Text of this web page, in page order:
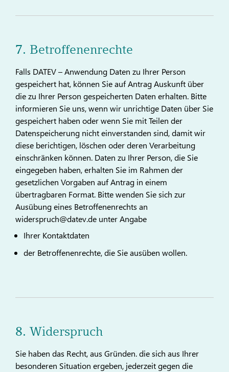
7. Betroffenenrechte
Falls DATEV – Anwendung Daten zu Ihrer Person
gespeichert hat, können Sie auf Antrag Auskunft über
die zu Ihrer Person gespeicherten Daten erhalten. Bitte
informieren Sie uns, wenn wir unrichtige Daten über Sie
gespeichert haben oder wenn Sie mit Teilen der
Datenspeicherung nicht einverstanden sind, damit wir
diese berichtigen, löschen oder deren Verarbeitung
einschränken können. Daten zu Ihrer Person, die Sie
eingegeben haben, erhalten Sie im Rahmen der
gesetzlichen Vorgaben auf Antrag in einem
übertragbaren Format. Bitte wenden Sie sich zur
Ausübung eines Betroffenenrechts an
widerspruch@datev.de unter Angabe
Ihrer Kontaktdaten
der Betroffenenrechte, die Sie ausüben wollen.
8. Widerspruch
Sie haben das Recht, aus Gründen. die sich aus Ihrer
besonderen Situation ergeben, jederzeit gegen die